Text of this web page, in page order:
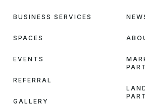
BUSINESS SERVICES
SPACES
EVENTS
REFERRAL
GALLERY